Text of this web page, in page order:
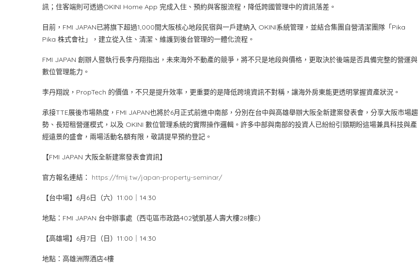
訊；住客端則可透過OKINI Home App 完成入住、預約與客服流程，降低跨國管理中的資訊落差。
目前，FMI JAPAN已將旗下超過1,000間大阪核心地段民宿與一戶建納入 OKINI系統管理，並結合集團自營清潔團隊「Pika
Pika 株式會社」，建立從入住、清潔、維護到後台管理的一體化流程。
FMI JAPAN 創辦人暨執行長李丹翔指出，未來海外不動產的競爭，將不只是地段與價格，更取決於後端是否具備完整的營運與
數位管理能力。
李丹翔說，PropTech 的價值，不只是提升效率，更重要的是降低跨境資訊不對稱，讓海外房東能更透明掌握資產狀況。
承接TTE展後市場熱度，FMI JAPAN也將於6月正式前進中南部，分別在台中與高雄舉辦大阪全新建案發表會，分享大阪市場趨
勢、長短租營運模式，以及 OKINI 數位管理系統的實際操作邏輯。許多中部與南部的投資人已紛紛引頸期盼這場兼具科技與產
經遠景的盛會，兩場活動名額有限，敬請提早預約登記。
【FMI JAPAN 大阪全新建案發表會資訊】
官方報名連結： https://fmij.tw/japan-property-seminar/
【台中場】6月6日（六）11:00｜14:30
地點：FMI JAPAN 台中辦事處（西屯區市政路402號凱基人壽大樓28樓E）
【高雄場】6月7日（日）11:00｜14:30
地點：高雄洲際酒店4樓